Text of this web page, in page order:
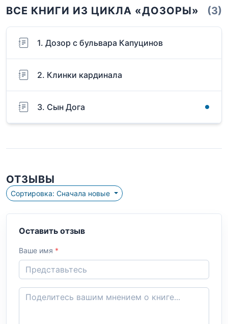
ВСЕ КНИГИ ИЗ ЦИКЛА «ДОЗОРЫ» (3)
1. Дозор с бульвара Капуцинов
2. Клинки кардинала
3. Сын Дога
ОТЗЫВЫ
Сортировка: Сначала новые
Оставить отзыв
Ваше имя *